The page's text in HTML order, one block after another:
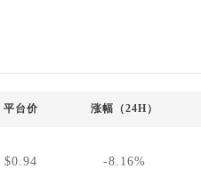
平台价 涨幅（24H）
$0.94 -8.16%